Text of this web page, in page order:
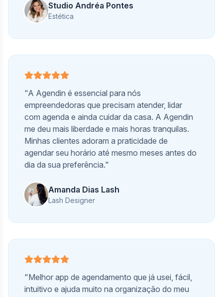
Studio Andréa Pontes
Estética
"A Agendin é essencial para nós
empreendedoras que precisam atender, lidar
com agenda e ainda cuidar da casa. A Agendin
me deu mais liberdade e mais horas tranquilas.
Minhas clientes adoram a praticidade de
agendar seu horário até mesmo meses antes do
dia da sua preferência."
Amanda Dias Lash
Lash Designer
"Melhor app de agendamento que já usei, fácil,
intuitivo e ajuda muito na organização do meu